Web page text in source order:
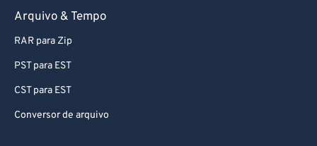
Arquivo & Tempo
RAR para Zip
PST para EST
CST para EST
Conversor de arquivo